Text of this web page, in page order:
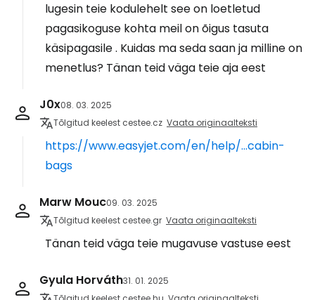
lugesin teie kodulehelt see on loetletud
pagasikoguse kohta meil on õigus tasuta
käsipagasile . Kuidas ma seda saan ja milline on
menetlus? Tänan teid väga teie aja eest
J0x08. 03. 2025
Tõlgitud keelest cestee.cz Vaata originaalteksti
https://www.easyjet.com/en/help/...cabin-
bags
Marw Mouc09. 03. 2025
Tõlgitud keelest cestee.gr Vaata originaalteksti
Tänan teid väga teie mugavuse vastuse eest
Gyula Horváth31. 01. 2025